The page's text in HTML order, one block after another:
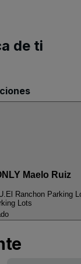
de ti
Maelo Ruiz
El Ranchon Parking
Lots